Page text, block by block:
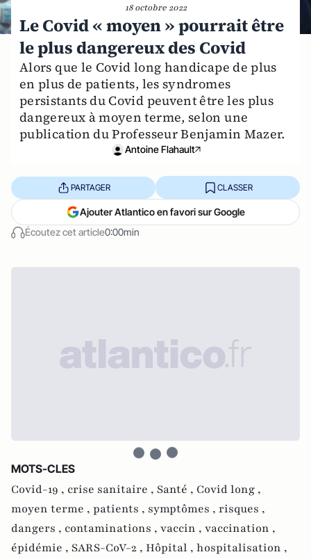
18 octobre 2022
Le Covid « moyen » pourrait être
le plus dangereux des Covid
Alors que le Covid long handicape de plus
en plus de patients, les syndromes
persistants du Covid peuvent être les plus
dangereux à moyen terme, selon une
publication du Professeur Benjamin Mazer.
Antoine Flahault
Écoutez cet article0:00min
PARTAGER CLASSER
Ajouter Atlantico en favori sur Google
MOTS-CLES
Covid-19 , crise sanitaire , Santé , Covid long ,
moyen terme , patients , symptômes , risques ,
dangers , contaminations , vaccin , vaccination ,
épidémie , SARS-CoV-2 , Hôpital , hospitalisation ,